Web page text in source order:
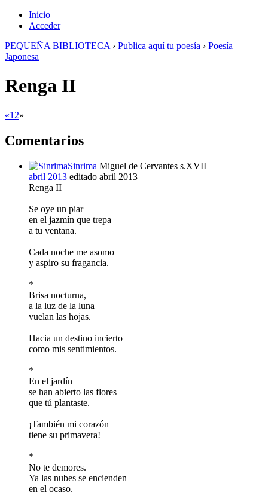
Inicio
Acceder
PEQUEÑA BIBLIOTECA › Publica aquí tu poesía › Poesía
Japonesa
Renga II
«1 2»
Comentarios
Sinrima Miguel de Cervantes s.XVII
abril 2013 editado abril 2013
Renga II
Se oye un piar
en el jazmín que trepa
a tu ventana.
Cada noche me asomo
y aspiro su fragancia.
*
Brisa nocturna,
a la luz de la luna
vuelan las hojas.
Hacia un destino incierto
como mis sentimientos.
*
En el jardín
se han abierto las flores
que tú plantaste.
¡También mi corazón
tiene su primavera!
*
No te demores.
Ya las nubes se encienden
en el ocaso.